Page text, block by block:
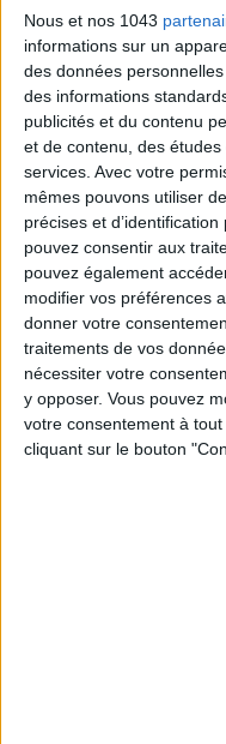
Nous et nos 1043
informations sur un
des données
des informations
publicités et du contenu
et de contenu, des
services. Avec votre
mêmes pouvons utiliser
précises et
pouvez consentir aux
pouvez également
modifier vos préférences
donner votre
traitements de vos
nécessiter votre
y opposer. Vous pouvez
votre consentement à
cliquant sur le bouton
TOUT CE QUE